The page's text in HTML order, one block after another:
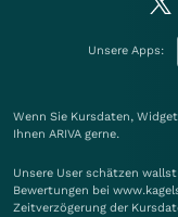
Unsere Apps:
Wenn Sie Kursdaten,
Ihnen ARIVA gerne.
Unsere User schätzen
Bewertungen bei
Zeitverzögerung der